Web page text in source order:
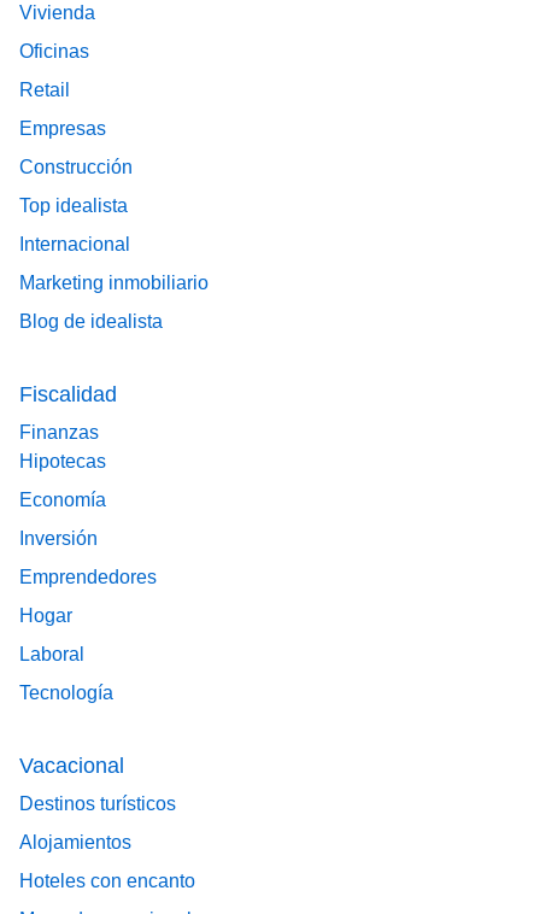
Vivienda
Oficinas
Retail
Empresas
Construcción
Top idealista
Internacional
Marketing inmobiliario
Blog de idealista
Fiscalidad
Finanzas
Hipotecas
Economía
Inversión
Emprendedores
Hogar
Laboral
Tecnología
Vacacional
Destinos turísticos
Alojamientos
Hoteles con encanto